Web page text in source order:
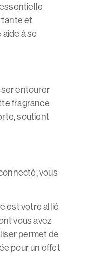
et
à se
entourer
fragrance
soutient
vous
est votre allié
vous avez
permet de
pour un effet